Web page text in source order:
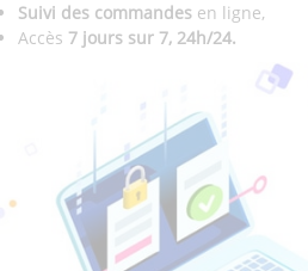
Suivi des commandes en ligne,
Accès 7 jours sur 7, 24h/24.